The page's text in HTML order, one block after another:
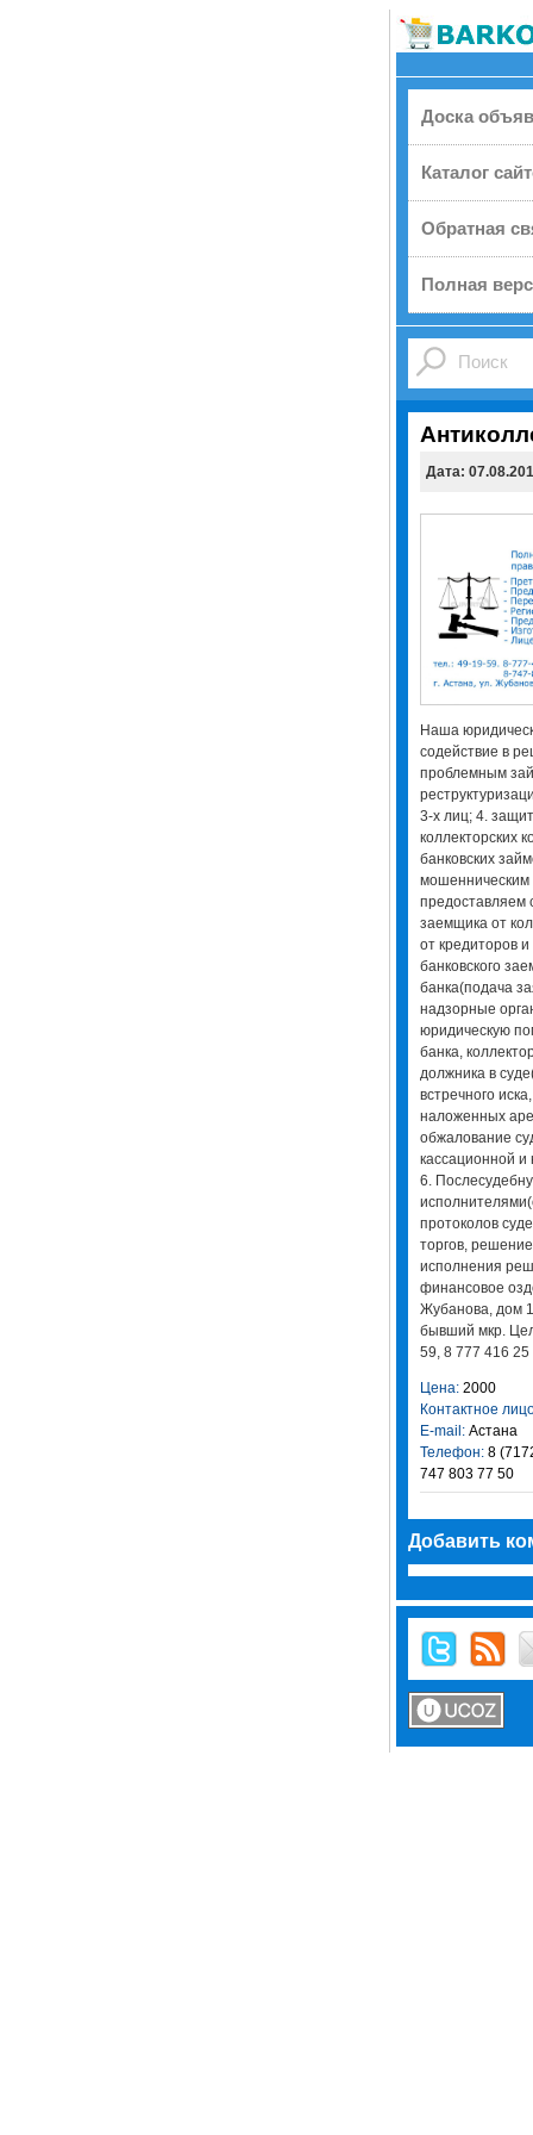
Доска
Каталог
Обратная
Полная
Дата:
Наша
содействие в
проблемным
3-х лиц; 4.
коллекторских
банковских
мошенническим
предоставляем
заемщика от
от кредиторов
банковского
банка(подача
надзорные
юридическую
банка,
должника в
встречного
наложенных
обжалование
кассационной и
6.
протоколов
торгов,
исполнения
финансовое
Жубанова, дом
бывший мкр.
59, 8 777 416
Цена:2000
Контактное
E-mail:Астана
Телефон:8
747 803 77 50
Добавить